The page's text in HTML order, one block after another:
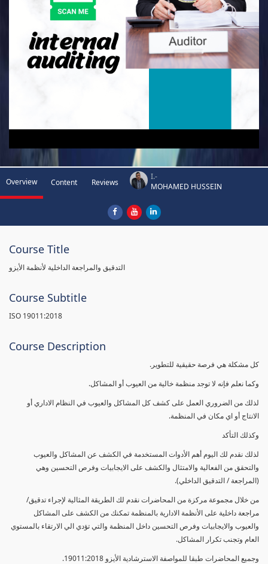
Overview Content Reviews
I.-
MOHAMED HUSSEIN
Course Title
التدقيق والمراجعة الداخلية لأنظمة الأيزو
Course Subtitle
ISO 19011:2018
Course Description
كل مشكلة هي فرصة حقيقية للتطوير.
وكما نعلم فإنه لا توجد منظمة خالية من العيوب أو المشاكل.
لذلك من الضروري العمل على كشف كل المشاكل والعيوب في النظام الاداري أو
الانتاج أو اي مكان في المنظمة.
وكذلك التأكد
لذلك نقدم لك اليوم أهم الأدوات المستخدمة في الكشف عن المشاكل والعيوب
والتحقق من الفعالية والامتثال والكشف على الايجابيات وفرص التحسين وهي
(المراجعة / التدقيق الداخلي).
من خلال مجموعة مركزة من المحاضرات نقدم لك الطريقة المثالية لإجراء تدقيق/
مراجعة داخلية على الأنظمة الادارية بالمنظمة تمكنك من الكشف على المشاكل
والعيوب والايجابيات وفرص التحسين داخل المنظمة والتي تؤدي الي الارتقاء بالمستوي
العام وتجنب تكرار المشاكل.
وجميع المحاضرات طبقا للمواصفة الاسترشادية الأيزو 19011:2018.